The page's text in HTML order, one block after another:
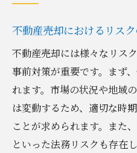
法
不動産売却におけ
重要性
エージェントとの
ミュニケーション
口コミと評価を活
のポイント
不動産売却におけるリス
不動産売却には様々なリス
事前対策が重要です。まず
れます。市場の状況や地域
は変動するため、適切な時
ことが求められます。また
といった法務リスクも存在